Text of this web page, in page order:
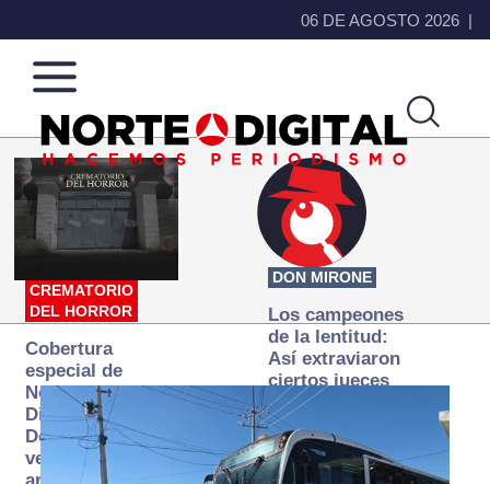
06 DE AGOSTO 2026
Norte
de
Ciudad
Más
que
noticias,
hacemos periodismo
CREMATORIO
DEL HORROR
Cobertura
especial de
Norte
Digital:
Donde la
verdad
DON MIRONE
Los campeones
de la lentitud:
Así extraviaron
ciertos jueces
la justicia
expedita